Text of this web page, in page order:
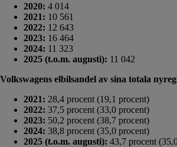
2020: 4 014
2021: 10 561
2022: 12 643
2023: 16 464
2024: 11 323
2025 (t.o.m. augusti): 11 042
Volkswagens elbilsandel av sina totala
2021: 28,4 procent (19,1 procent)
2022: 37,5 procent (33,0 procent)
2023: 50,2 procent (38,7 procent)
2024: 38,8 procent (35,0 procent)
2025 (t.o.m. augusti): 43,7 procent